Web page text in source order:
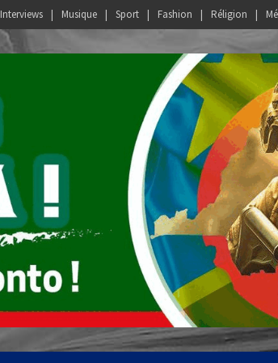
Interviews Musique Sport Fashion Réligion